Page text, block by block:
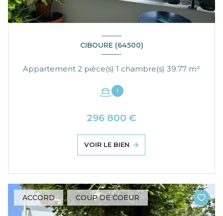
CIBOURE (64500)
Appartement 2 pièce(s) 1 chambre(s) 39.77 m²
1
296 800 €
VOIR LE BIEN
ACCORD COUP DE COEUR